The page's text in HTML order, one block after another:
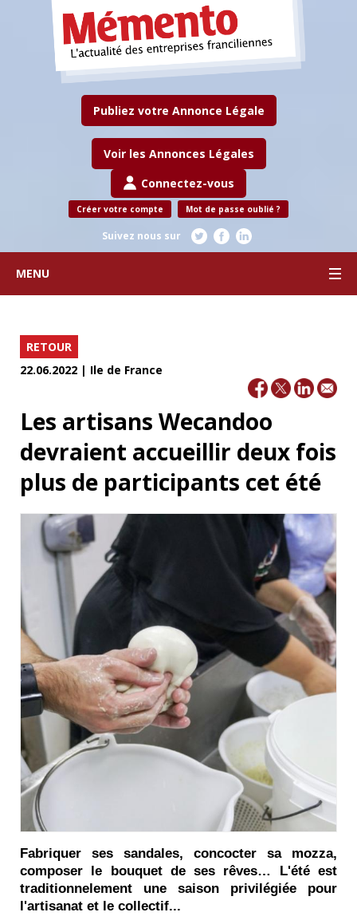
Publiez votre Annonce Légale
Voir les Annonces Légales
Connectez-vous
Créer votre compte Mot de passe oublié ?
Suivez nous sur
MENU
RETOUR
22.06.2022 | Ile de France
Les artisans Wecandoo
devraient accueillir deux fois
plus de participants cet été
Fabriquer ses sandales, concocter sa mozza,
composer le bouquet de ses rêves… L'été est
traditionnelement une saison privilégiée pour
l'artisanat et le collectif...